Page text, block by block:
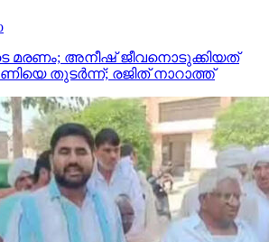
മരണം; അനീഷ് ജീവനൊടുക്കിയത്
തുടര്‍ന്ന്; രജിത് നാറാത്ത്